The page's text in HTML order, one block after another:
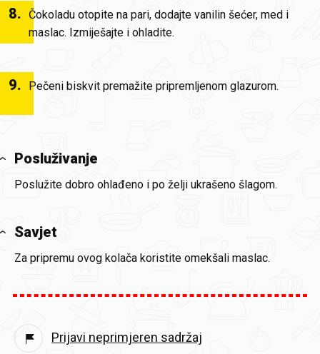
8.
Čokoladu otopite na pari, dodajte vanilin šećer, med i
maslac. Izmiješajte i ohladite.
9. Pečeni biskvit premažite pripremljenom glazurom.
Posluživanje
Poslužite dobro ohlađeno i po želji ukrašeno šlagom.
Savjet
Za pripremu ovog kolača koristite omekšali maslac.
Prijavi neprimjeren sadržaj